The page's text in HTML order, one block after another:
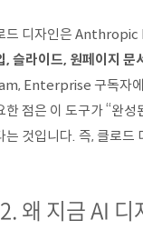
드 디자인은 Anthropic
, 슬라이드, 원페이지 문
Enterprise 구독자에
한 점은 이 도구가 “완
는 것입니다. 즉, 클로드
왜 지금 AI 디